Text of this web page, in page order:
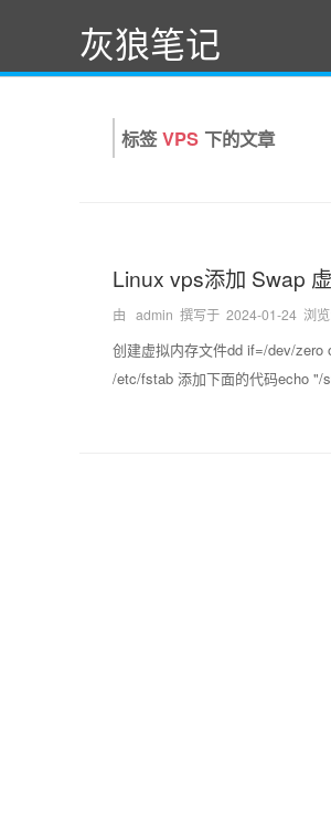
灰狼笔记
标签VPS 下的文章
Linux vps添加 Swap
由 admin 撰写于 2024-01-24 浏
创建虚拟内存文件dd if=/dev/
/etc/fstab 添加下面的代码echo